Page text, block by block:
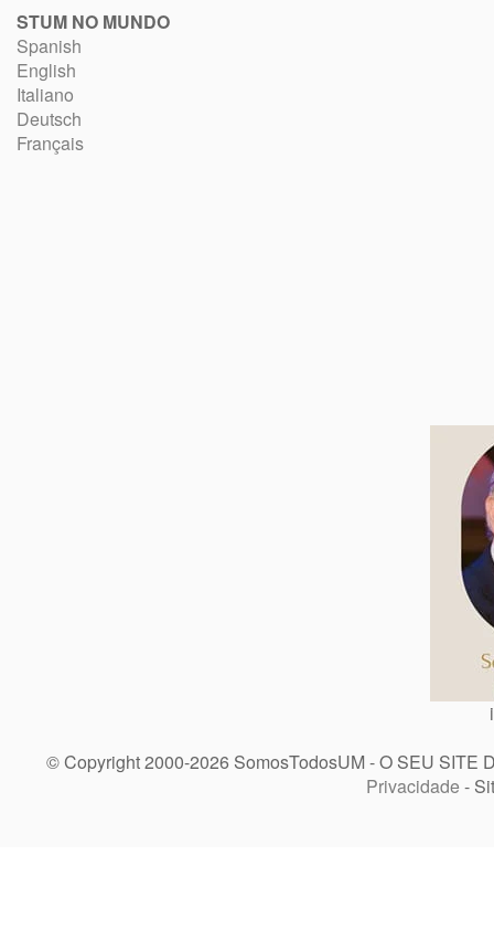
STUM NO MUNDO
Spanish
English
Italiano
Deutsch
Français
© Copyright 2000-2026 SomosTodosUM - O SEU SITE
Privacidade -